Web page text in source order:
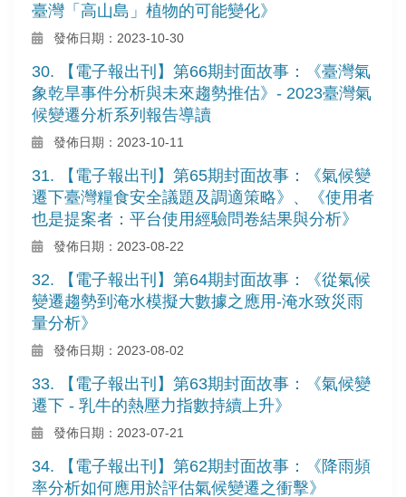
臺灣「高山島」植物的可能變化》
發佈日期：2023-10-30
30. 【電子報出刊】第66期封面故事：《臺灣氣
象乾旱事件分析與未來趨勢推估》- 2023臺灣氣
候變遷分析系列報告導讀
發佈日期：2023-10-11
31. 【電子報出刊】第65期封面故事：《氣候變
遷下臺灣糧食安全議題及調適策略》、《使用者
也是提案者：平台使用經驗問卷結果與分析》
發佈日期：2023-08-22
32. 【電子報出刊】第64期封面故事：《從氣候
變遷趨勢到淹水模擬大數據之應用-淹水致災雨
量分析》
發佈日期：2023-08-02
33. 【電子報出刊】第63期封面故事：《氣候變
遷下 - 乳牛的熱壓力指數持續上升》
發佈日期：2023-07-21
34. 【電子報出刊】第62期封面故事：《降雨頻
率分析如何應用於評估氣候變遷之衝擊》